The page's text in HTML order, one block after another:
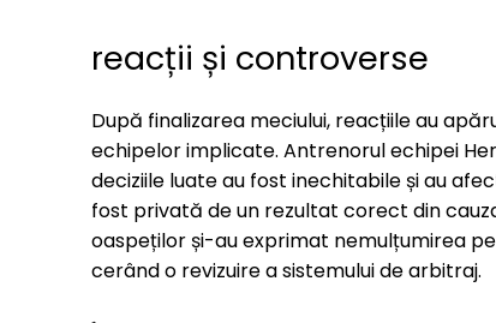
reacții și controverse
După finalizarea meciului, reacțiile au
echipelor implicate. Antrenorul echipei
deciziile luate au fost inechitabile și au
fost privată de un rezultat corect din
oaspeților și-au exprimat nemulțumirea
cerând o revizuire a sistemului de arbitraj.